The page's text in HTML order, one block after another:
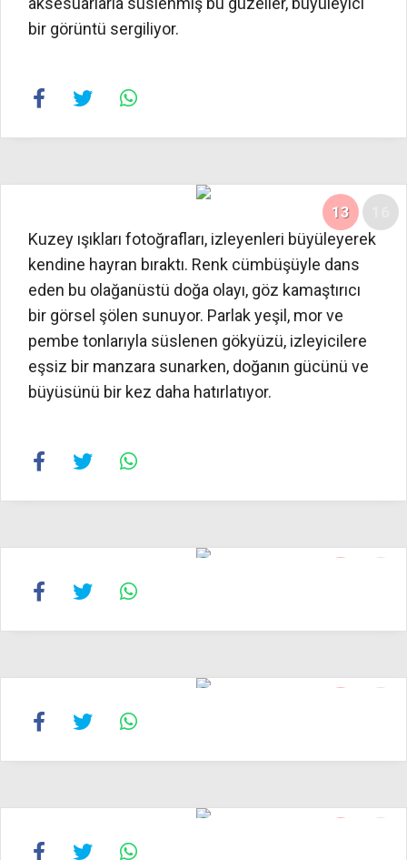
bir görüntü sergiliyor.
13
Kuzey ışıkları fotoğrafları, izleyenleri büyüleyerek
kendine hayran bıraktı. Renk cümbüşüyle dans
eden bu olağanüstü doğa olayı, göz kamaştırıcı
bir görsel şölen sunuyor. Parlak yeşil, mor ve
pembe tonlarıyla süslenen gökyüzü, izleyicilere
eşsiz bir manzara sunarken, doğanın gücünü ve
büyüsünü bir kez daha hatırlatıyor.